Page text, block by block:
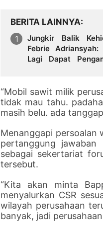
BERITA LAINNYA
Jungkir Balik
Febrie Adriansyah:
Lagi Dapat
“Mobil sawit milik
tidak mau tahu.
masih belu. ada
Menanggapi persoalan
pertanggung jawaban
sebagai sekertariat
tersebut.
“Kita akan minta
menyalurkan CSR
wilayah perusahaan
banyak, jadi